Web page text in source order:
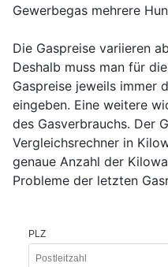
Gewerbegas mehrere
Die Gaspreise variieren
Deshalb muss man für
Gaspreise jeweils immer
eingeben. Eine weitere
des Gasverbrauchs. Der
Vergleichsrechner in
genaue Anzahl der
Probleme der letzten